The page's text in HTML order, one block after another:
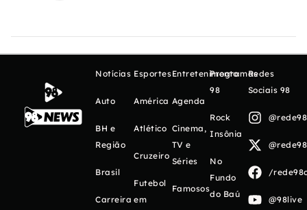
Notícias
Auto
BH e
Região
Brasil
Carreira
Esportes
América
Atlético
Cruzeiro
Futebol
em
Entretenimento
Agenda
Cinema,
TV e
Séries
Famosos
Programas
98
Rock
Insônia
No
Fundo
do Baú
Redes
Sociais 98
/
@98live